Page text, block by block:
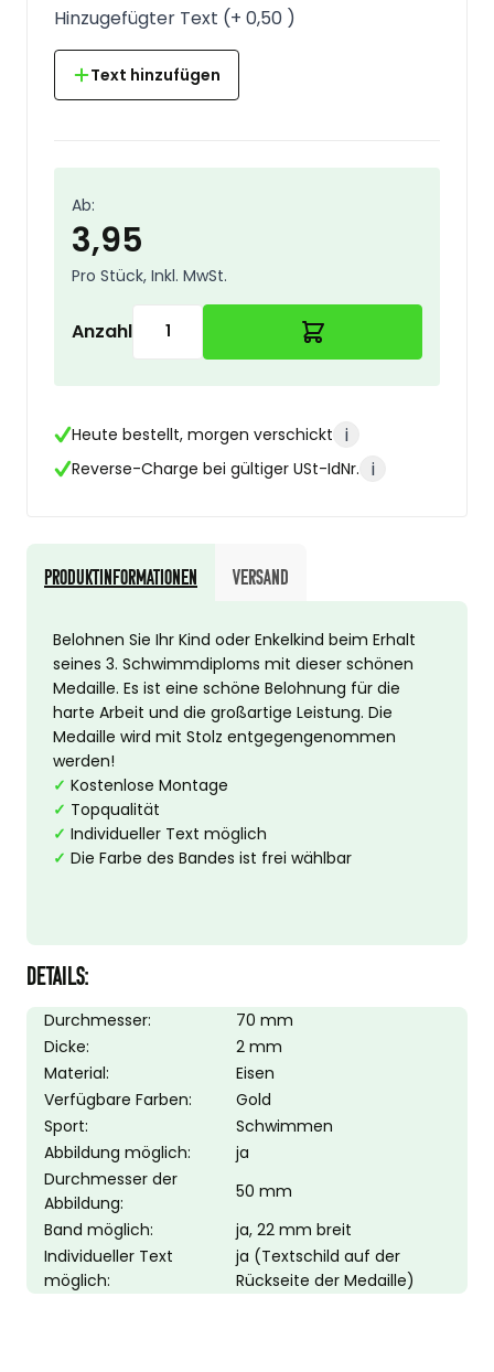
Hinzugefügter Text (+ 0,50 )
Text hinzufügen
Ab:
3,95
Pro Stück, Inkl. MwSt.
Anzahl
Heute bestellt, morgen verschickt i
Reverse-Charge bei gültiger USt-IdNr. i
Belohnen Sie Ihr Kind oder Enkelkind beim Erhalt
seines 3. Schwimmdiploms mit dieser schönen
Medaille. Es ist eine schöne Belohnung für die
harte Arbeit und die großartige Leistung. Die
Medaille wird mit Stolz entgegengenommen
werden!
✓ Kostenlose Montage
✓ Topqualität
✓ Individueller Text möglich
✓ Die Farbe des Bandes ist frei wählbar
Produktinformationen Versand
DETAILS:
Durchmesser:
70 mm
Dicke:
2 mm
Material:
Eisen
Verfügbare Farben:
Gold
Sport:
Schwimmen
Abbildung möglich:
ja
Durchmesser der
Abbildung:
50 mm
Band möglich:
ja, 22 mm breit
Individueller Text
möglich:
ja (Textschild auf der
Rückseite der Medaille)